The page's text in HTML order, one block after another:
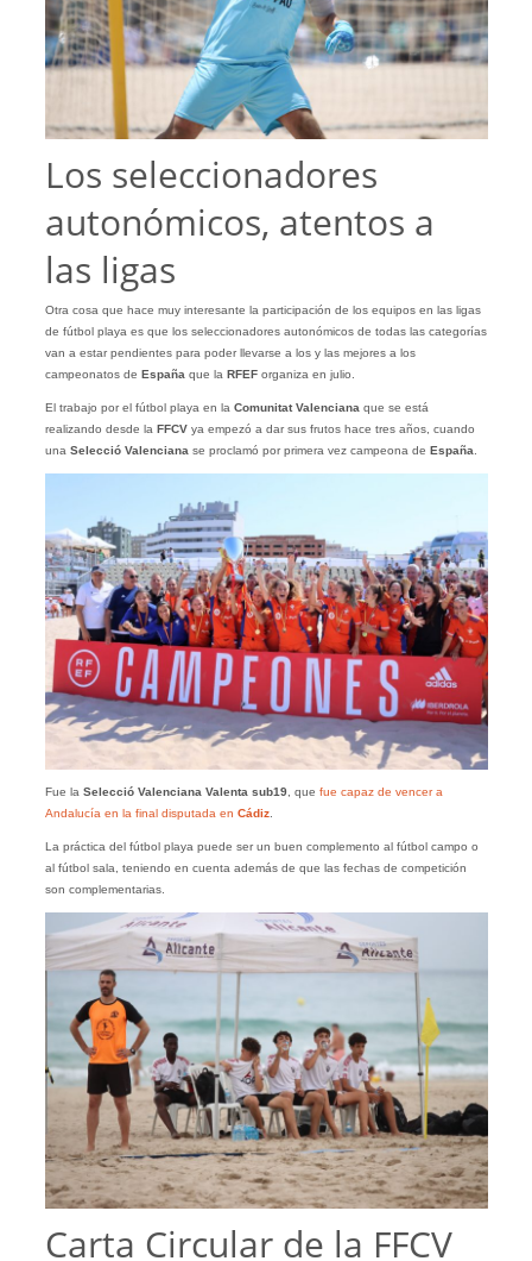
Los seleccionadores
autonómicos, atentos a
las ligas
Otra cosa que hace muy interesante la participación de los equipos en las ligas
de fútbol playa es que los seleccionadores autonómicos de todas las categorías
van a estar pendientes para poder llevarse a los y las mejores a los
campeonatos de Españaque la RFEForganiza en julio.
El trabajo por el fútbol playa en laComunitat Valencianaque se está
realizando desde la FFCVya empezó a dar sus frutos hace tres años, cuando
una Selecció Valencianase proclamó por primera vez campeona de España.
Fue la Selecció Valenciana Valenta sub19, que fue capaz de vencer a
Andalucía en la final disputada en Cádiz.
La práctica del fútbol playa puede ser un buen complemento al fútbol campo o
al fútbol sala, teniendo en cuenta además de que las fechas de competición
son complementarias.
Carta Circular de la FFCV